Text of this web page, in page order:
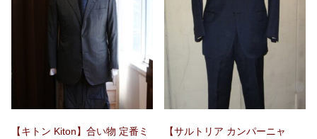
【キトン Kiton】合い物 定番ミ
【サルトリア カンパーニャ